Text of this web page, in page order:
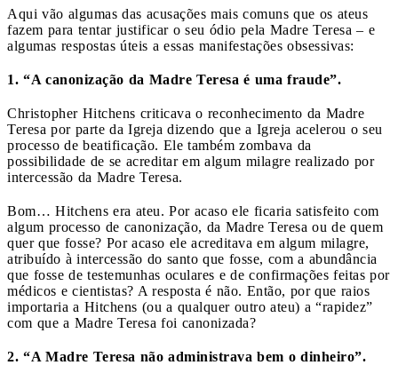
Aqui vão algumas das acusações mais comuns que os ateus
fazem para tentar justificar o seu ódio pela Madre Teresa – e
algumas respostas úteis a essas manifestações obsessivas:
1. “A canonização da Madre Teresa é uma fraude”.
Christopher Hitchens criticava o reconhecimento da Madre
Teresa por parte da Igreja dizendo que a Igreja acelerou o seu
processo de beatificação. Ele também zombava da
possibilidade de se acreditar em algum milagre realizado por
intercessão da Madre Teresa.
Bom… Hitchens era ateu. Por acaso ele ficaria satisfeito com
algum processo de canonização, da Madre Teresa ou de quem
quer que fosse? Por acaso ele acreditava em algum milagre,
atribuído à intercessão do santo que fosse, com a abundância
que fosse de testemunhas oculares e de confirmações feitas por
médicos e cientistas? A resposta é não. Então, por que raios
importaria a Hitchens (ou a qualquer outro ateu) a “rapidez”
com que a Madre Teresa foi canonizada?
2. “A Madre Teresa não administrava bem o dinheiro”.